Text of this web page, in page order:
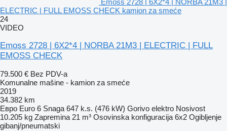
Emoss 2728 | 6X2*4 | NORBA 21M3 |
ELECTRIC | FULL EMOSS CHECK kamion za smeće
24
VIDEO
Emoss 2728 | 6X2*4 | NORBA 21M3 | ELECTRIC | FULL
EMOSS CHECK
79.500 € Bez PDV-a
Komunalne mašine - kamion za smeće
2019
34.382 km
Евро Euro 6 Snaga 647 k.s. (476 kW) Gorivo elektro Nosivost
10.205 kg Zapremina 21 m³ Osovinska konfiguracija 6x2 Ogibljenje
gibanj/pneumatski